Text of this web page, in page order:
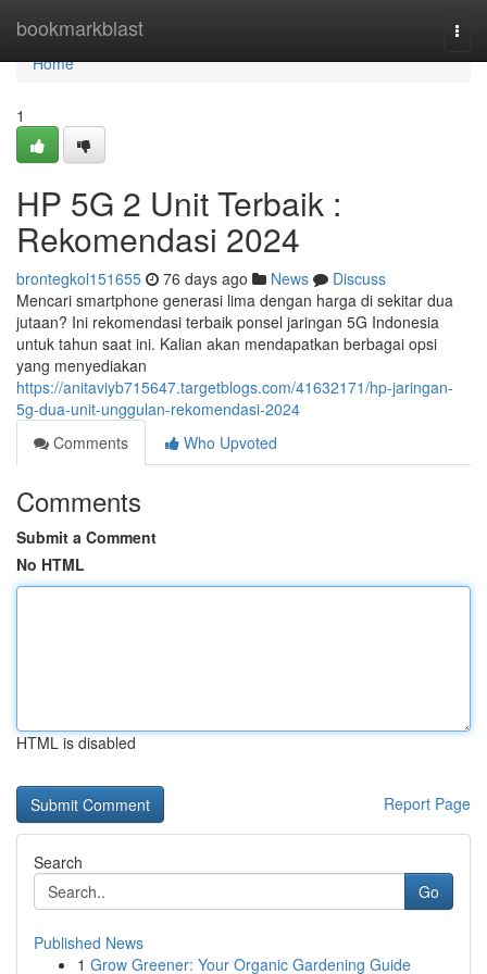
bookmarkblast
Home
Home
1
HP 5G 2 Unit Terbaik :
Rekomendasi 2024
brontegkol151655 76 days ago News
Discuss
Mencari smartphone generasi lima dengan harga di sekitar dua
jutaan? Ini rekomendasi terbaik ponsel jaringan 5G Indonesia
untuk tahun saat ini. Kalian akan mendapatkan berbagai opsi
yang menyediakan
https://anitaviyb715647.targetblogs.com/41632171/hp-jaringan-
5g-dua-unit-unggulan-rekomendasi-2024
Comments
Who Upvoted
Comments
Submit a Comment
No HTML
HTML is disabled
Report Page
Search
Go
Published News
1 Grow Greener: Your Organic Gardening Guide